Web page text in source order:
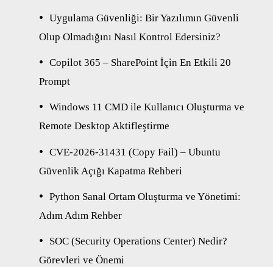
Uygulama Güvenliği: Bir Yazılımın Güvenli
Olup Olmadığını Nasıl Kontrol Edersiniz?
Copilot 365 – SharePoint İçin En Etkili 20
Prompt
Windows 11 CMD ile Kullanıcı Oluşturma ve
Remote Desktop Aktifleştirme
CVE-2026-31431 (Copy Fail) – Ubuntu
Güvenlik Açığı Kapatma Rehberi
Python Sanal Ortam Oluşturma ve Yönetimi:
Adım Adım Rehber
SOC (Security Operations Center) Nedir?
Görevleri ve Önemi